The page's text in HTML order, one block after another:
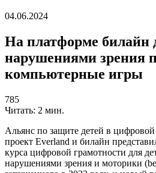
04.06.2024
На платформе билайн
нарушениями зрения
компьютерные игры
785
Читать: 2 мин.
Альянс по защите детей в
проект Everland и билайн
курса цифровой грамотности для
нарушениями зрения и моторики